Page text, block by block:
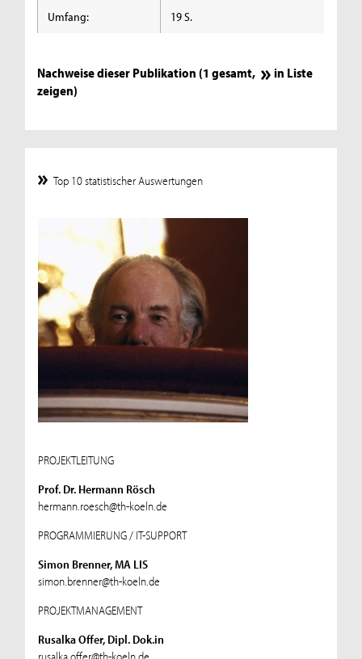
Umfang: 19 S.
Nachweise dieser Publikation (1 gesamt,
in Liste
zeigen)
Top 10 statistischer Auswertungen
PROJEKTLEITUNG
Prof. Dr. Hermann Rösch
hermann.roesch@th-koeln.de
PROGRAMMIERUNG / IT-SUPPORT
Simon Brenner, MA LIS
simon.brenner@th-koeln.de
PROJEKTMANAGEMENT
Rusalka Offer, Dipl. Dok.in